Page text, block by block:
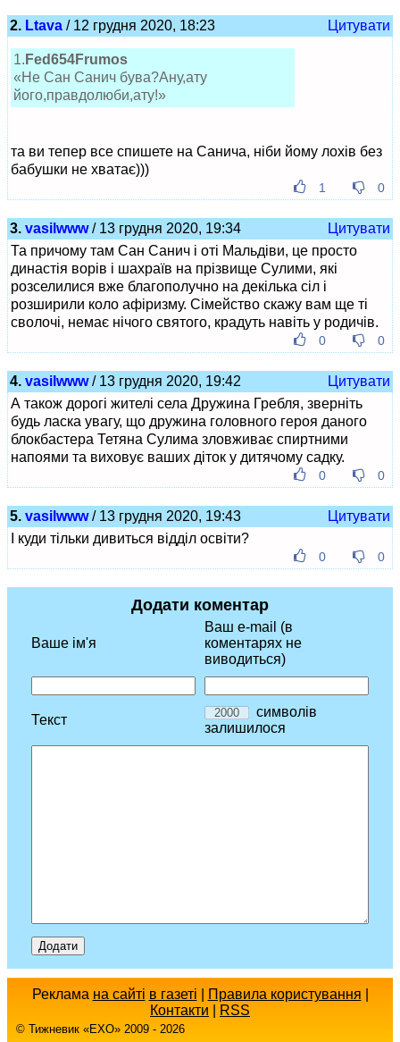
2. Ltava / 12 грудня 2020, 18:23 Цитувати
1. Fed654Frumos
«Не Сан Санич бува?Ану,ату
його,правдолюби,ату!»
та ви тепер все спишете на Санича, ніби йому лохів без
бабушки не хватає)))
1 0
3. vasilwww/ 13 грудня 2020, 19:34
Цитувати
Та причому там Сан Санич і оті Мальдіви, це просто
династія ворів і шахраїв на прізвище Сулими, які
розселилися вже благополучно на декілька сіл і
розширили коло афіризму. Сімейство скажу вам ще ті
сволочі, немає нічого святого, крадуть навіть у родичів.
0 0
4. vasilwww/ 13 грудня 2020, 19:42
Цитувати
А також дорогі жителі села Дружина Гребля, зверніть
будь ласка увагу, що дружина головного героя даного
блокбастера Тетяна Сулима зловживає спиртними
напоями та виховує ваших діток у дитячому садку.
0 0
5. vasilwww/ 13 грудня 2020, 19:43
Цитувати
І куди тільки дивиться відділ освіти?
0 0
Додати коментар
Ваше ім'я
Ваш e-mail (в
коментарях не
виводиться)
Текст
символів
залишилося
Реклама на сайті в газеті Правила користування
Контакти
RSS
© Тижневик «EХO» 2009 - 2026